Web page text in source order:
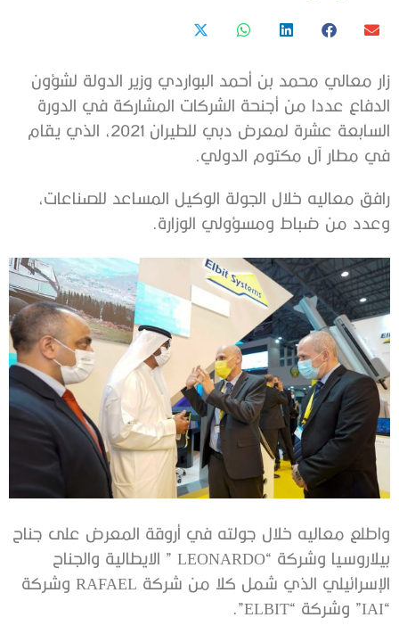
زار معالي محمد بن أحمد البواردي وزير الدولة لشؤون
الدفاع عددا من أجنحة الشركات المشاركة في الدورة
السابعة عشرة لمعرض دبي للطيران 2021، الذي يقام
في مطار آل مكتوم الدولي.
رافق معاليه خلال الجولة الوكيل المساعد للصناعات،
وعدد من ضباط ومسؤولي الوزارة.
واطلع معاليه خلال جولته في أروقة المعرض على جناح
بيلاروسيا وشركة “LEONARDO ” الايطالية والجناح
الإسرائيلي الذي شمل كلا من شركة RAFAEL وشركة
“IAI” وشركة “ELBIT”.